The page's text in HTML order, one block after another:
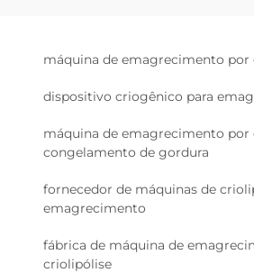
máquina de emagrecimento por
dispositivo criogênico para
máquina de emagrecimento
congelamento de gordura
fornecedor de máquinas de
emagrecimento
fábrica de máquina de
criolipólise